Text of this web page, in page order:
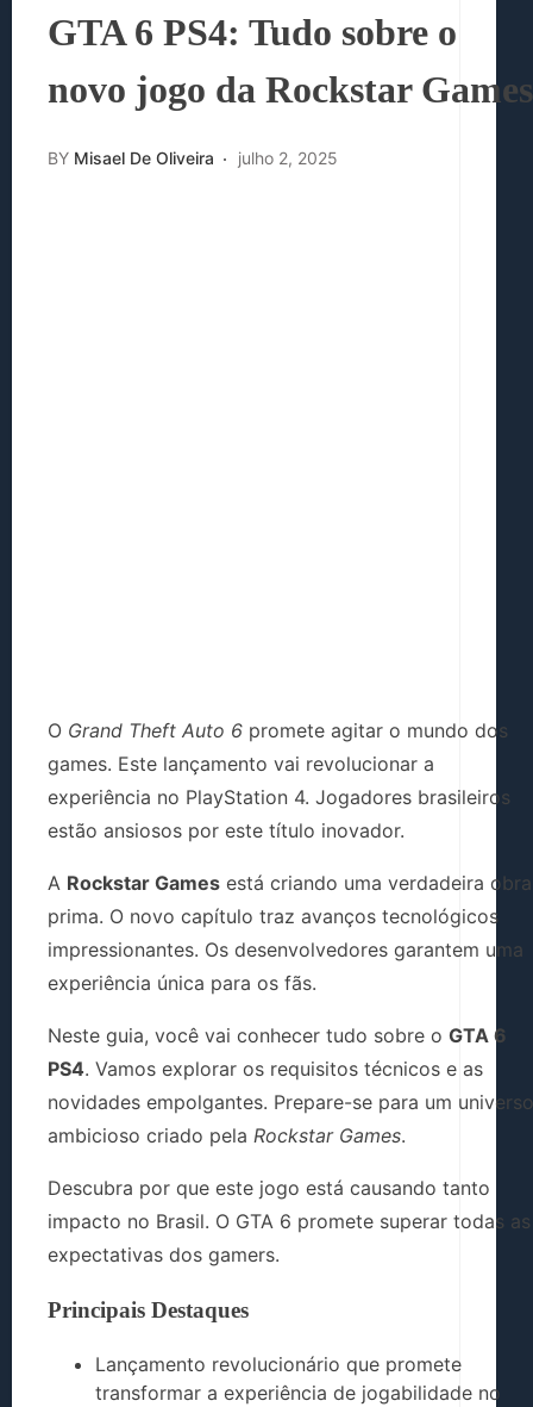
GTA 6 PS4: Tudo sobre o
novo jogo da Rockstar Games
BY Misael De Oliveira julho 2, 2025
O Grand Theft Auto 6 promete agitar o mundo dos
games. Este lançamento vai revolucionar a
experiência no PlayStation 4. Jogadores brasileiros
estão ansiosos por este título inovador.
A Rockstar Games está criando uma verdadeira
prima. O novo capítulo traz avanços tecnológicos
impressionantes. Os desenvolvedores garantem uma
experiência única para os fãs.
Neste guia, você vai conhecer tudo sobre o GTA 6
PS4. Vamos explorar os requisitos técnicos e as
novidades empolgantes. Prepare-se para um universo
ambicioso criado pela Rockstar Games.
Descubra por que este jogo está causando tanto
impacto no Brasil. O GTA 6 promete superar todas as
expectativas dos gamers.
Principais Destaques
Lançamento revolucionário que promete
transformar a experiência de jogabilidade no